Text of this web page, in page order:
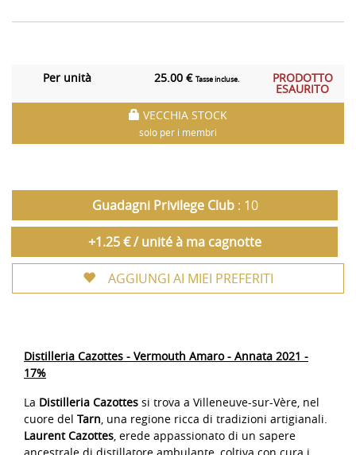
Per unità 25.00 €Tasse incluse. PRODOTTO
ESAURITO
VECCHIA STOCK
solo per i membri
Guadagni Privilege Club: 10
+1.25 € / unité à ma cagnotte
AGGIUNGI AI MIEI PREFERITI
Distilleria Cazottes - Vermouth Amaro - Annata 2021 -
17%
La Distilleria Cazottes si trova a Villeneuve-sur-Vère, nel
cuore del Tarn, una regione ricca di tradizioni artigianali.
Laurent Cazottes, erede appassionato di un sapere